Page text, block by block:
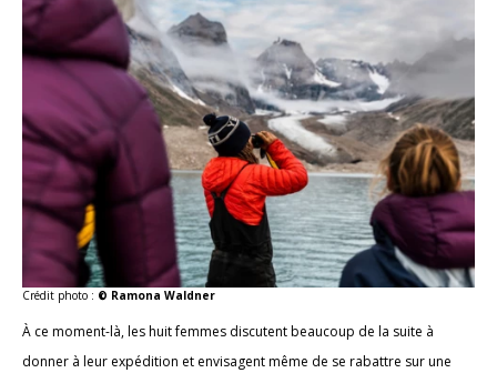
Crédit photo : © Ramona Waldner
À ce moment-là, les huit femmes discutent beaucoup de la suite à
donner à leur expédition et envisagent même de se rabattre sur une